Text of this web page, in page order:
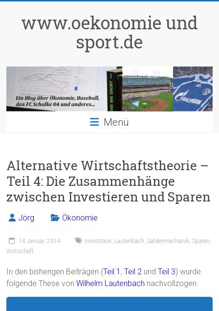
springenwww.oekonomie und
sport.de
Menü
Alternative Wirtschaftstheorie –
Teil 4: Die Zusammenhänge
zwischen Investieren und Sparen
Jörg Ökonomie
14 Januar, 2014 Investition, Lautenbach, Saldenmechanik, Sparen,
Wirtschaft
In den bisherigen Beiträgen (Teil 1 ,Teil 2 undTeil 3) wurde
folgende These vonWilhelm Lautenbach nachvollzogen: